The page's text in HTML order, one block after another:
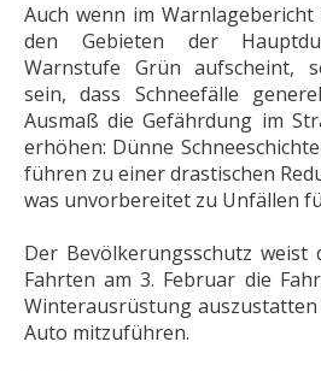
Auch wenn im
den Gebieten der
Warnstufe Grün aufscheint,
sein, dass Schneefälle
Ausmaß die Gefährdung im
erhöhen: Dünne
führen zu einer drastischen
was unvorbereitet zu Unfällen
Der Bevölkerungsschutz
Fahrten am 3. Februar die
Winterausrüstung
Auto mitzuführen.